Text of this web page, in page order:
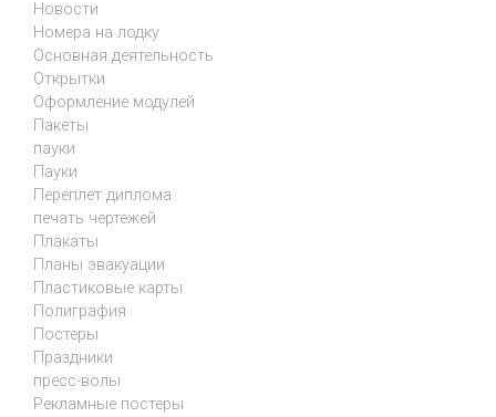
Новости
Номера на лодку
Основная деятельность
Открытки
Оформление модулей
Пакеты
пауки
Пауки
Переплет диплома
печать чертежей
Плакаты
Планы эвакуации
Пластиковые карты
Полиграфия
Постеры
Праздники
пресс-волы
Рекламные постеры